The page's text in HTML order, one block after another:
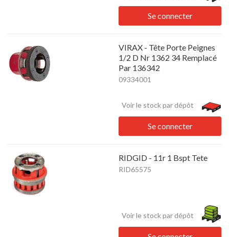
Se connecter
VIRAX - Tête Porte Peignes
1/2 D Nr 1362 34 Remplacé
Par 136342
09334001
Voir le stock par dépôt
Se connecter
RIDGID - 11r 1 Bspt Tete
RID65575
Voir le stock par dépôt